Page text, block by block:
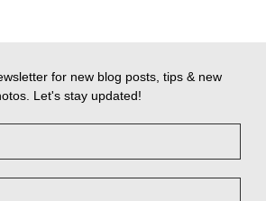
for new blog posts, tips & new
Let's stay updated!